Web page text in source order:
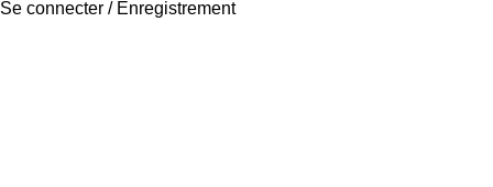
Se connecter / Enregistrement